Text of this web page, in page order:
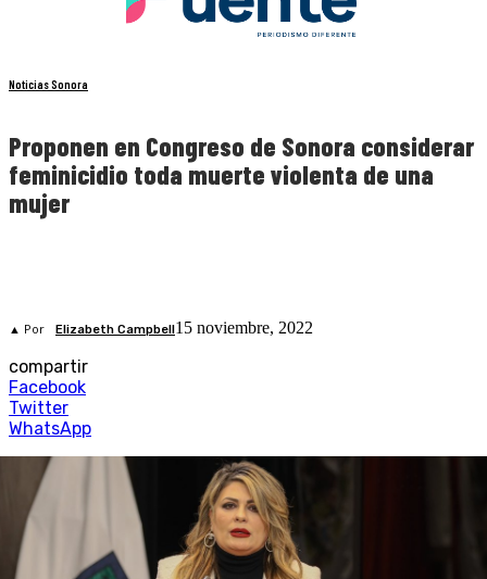
Noticias Sonora
Proponen en Congreso de Sonora considerar
feminicidio toda muerte violenta de una
mujer
▲ Por Elizabeth Campbell15 noviembre, 2022
compartir
Facebook
Twitter
WhatsApp